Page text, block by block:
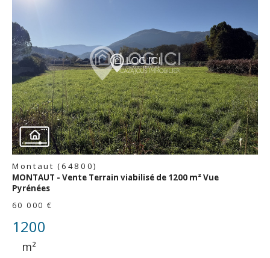
voir le
bien
Montaut (64800)
MONTAUT - Vente Terrain viabilisé de 1200 m² Vue
Pyrénées
60 000 €
1200
m²